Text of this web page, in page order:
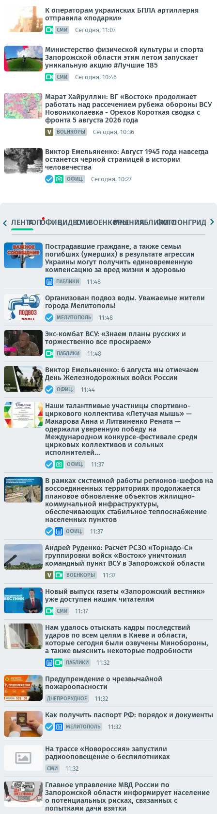
К операторам украинских БПЛА артиллерия
отправила «подарки»
СМИ Сегодня, 11:07
Министерство физической культуры и спорта
Запорожской области этим летом запускает
уникальную акцию #Лучшие 185
СМИ Сегодня, 10:46
Марат Хайруллин: ВГ «Восток» продолжает
работать над рассечением рубежа обороны ВСУ
Новониколаевка - Орехов Короткая сводка с
фронта 5 августа 2026 года
ВОЕНКОРЫ Сегодня, 10:36
Виктор Емельяненко: Август 1945 года навсегда
останется черной страницей в истории
человечества
ОФИЦ. Сегодня, 10:27
ЛЕНТАТОПОФИЦ.ВИДЕОСМИВОЕНКОРЫМНЕНИЯПАБЛИКИ
ФОТОЛОНГРИДЫ
Пострадавшие граждане, а также семьи
погибших (умерших) в результате агрессии
Украины могут получить единовременную
компенсацию за вред жизни и здоровью
ПАБЛИКИ 11:48
Организован подвоз воды. Уважаемые жители
города Мелитополь!
МЕЛИТОПОЛЬ 11:48
Экс-комбат ВСУ: «Знаем планы русских и
торжественно все просираем»
ПАБЛИКИ 11:48
Виктор Емельяненко: 6 августа мы отмечаем
День Железнодорожных войск России
ОФИЦ. 11:44
Наши талантливые участницы спортивно-
циркового коллектива «Летучая мышь» —
Макарова Анна и Литвиненко Рената —
одержали уверенную победу на
Международном конкурсе-фестивале среди
цирковых коллективов и сольных
исполнителей...
ОФИЦ. 11:37
В рамках системной работы регионов-шефов на
воссоединенных территориях продолжается
плановое обновление объектов жилищно-
коммунальной инфраструктуры,
обеспечивающих стабильное теплоснабжение
населенных пунктов
ОФИЦ. 11:37
Андрей Руденко: Расчёт РСЗО «Торнадо-С»
группировки войск «Восток» уничтожил
командный пункт ВСУ в Запорожской области
ВОЕНКОРЫ 11:37
Новый выпуск газеты «Запорожский вестник»
уже доступен нашим читателям
СМИ 11:37
Нам удалось отыскать кадры последствий
ударов по всем целям в Киеве и области,
которые сегодня были озвучены Минобороны,
а также выяснить некоторые подробности
ПАБЛИКИ 11:32
Предупреждение о чрезвычайной
пожароопасности
ДНЕПРОРУДНОЕ 11:32
Как получить паспорт РФ: порядок и документы
МЕЛИТОПОЛЬ 11:32
На трассе «Новороссия» запустили
радиооповещение о беспилотниках
СМИ 11:32
Главное управление МВД России по
Запорожской области информирует население
о потенциальных рисках, связанных с
попытками дачи взятки